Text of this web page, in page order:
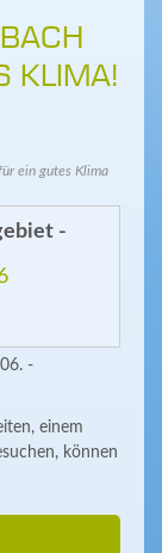
KLIMA!
ein gutes Klima
-
-
einem
können